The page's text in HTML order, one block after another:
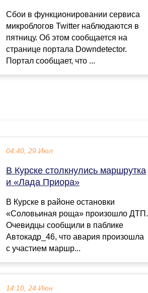
Сбои в функционировании сервиса
микроблогов Twitter наблюдаются в
пятницу. Об этом сообщается на
странице портала Downdetector.
Портал сообщает, что ...
04:40, 29 Июл
В Курске столкнулись маршрутка
и «Лада Приора»
В Курске в районе остановки
«Соловьиная роща» произошло ДТП.
Очевидцы сообщили в паблике
Автокадр_46, что авария произошла
с участием маршр...
14:10, 24 Июн